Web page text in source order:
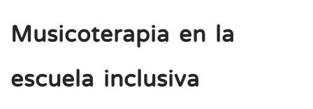
Musicoterapia en la
escuela inclusiva